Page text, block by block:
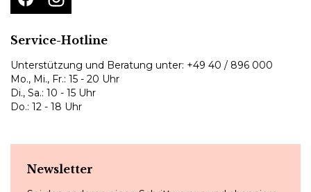
Service-Hotline
Unterstützung und Beratung unter: +49 40 / 896 000
Mo., Mi., Fr.: 15 - 20 Uhr
Di., Sa.: 10 - 15 Uhr
Do.: 12 - 18 Uhr
Newsletter